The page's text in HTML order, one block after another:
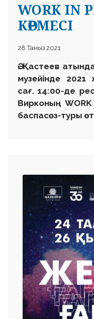
WORK IN
КӨРМЕСІ
28 Тамыз 2021
Ә. Қастеев
музейінде
сағ. 14:00-де
Вирконың WORK
баспасөз-туры